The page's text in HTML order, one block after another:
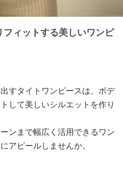
ィットする美しいワンピ
すタイトワンピースは、ボデ
して美しいシルエットを作り
ンまで幅広く活用できるワン
アピールしませんか。